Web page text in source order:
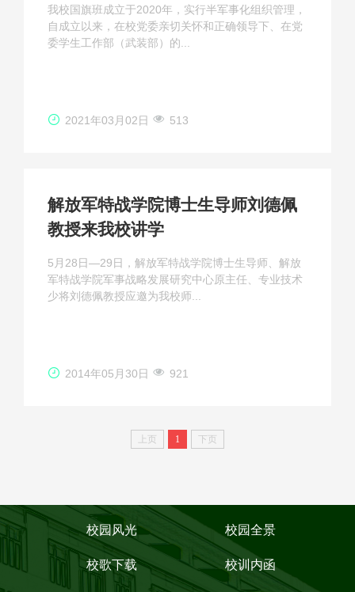
我校国旗班成立于2020年，实行半军事化组织管理，
自成立以来，在校党委亲切关怀和正确领导下、在党
委学生工作部（武装部）的...
2021年03月02日 513
解放军特战学院博士生导师刘德佩
教授来我校讲学
5月28日—29日，解放军特战学院博士生导师、解放
军特战学院军事战略发展研究中心原主任、专业技术
少将刘德佩教授应邀为我校师...
2014年05月30日 921
上页 1 下页
校园风光 校园全景
校歌下载 校训内函